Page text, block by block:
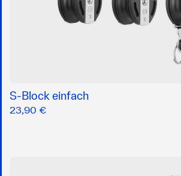
S-Block einfach
23,90 €